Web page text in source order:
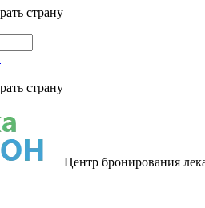
страну
страну
Центр бронирования